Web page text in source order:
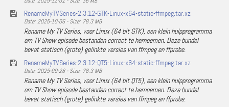
RenameMyTVSeries-2.3.12-GTK-Linux-x64-static-ffmpeg.tar.xz
Date: 2025-10-06 - Size: 78.3 MB
Rename My TV Series, voor Linux (64 bit GTK), een klein hulpprogramma
om TV Show episode bestanden correct te hernoemen. Deze bundel
bevat statisch (grote) gelinkte versies van ffmpeg en ffprobe.
RenameMyTVSeries-2.3.12-QT5-Linux-x64-static-ffmpeg.tar.xz
Date: 2025-09-28 - Size: 78.3 MB
Rename My TV Series, voor Linux (64 bit QT5), een klein hulpprogramma
om TV Show episode bestanden correct te hernoemen. Deze bundel
bevat statisch (grote) gelinkte versies van ffmpeg en ffprobe.